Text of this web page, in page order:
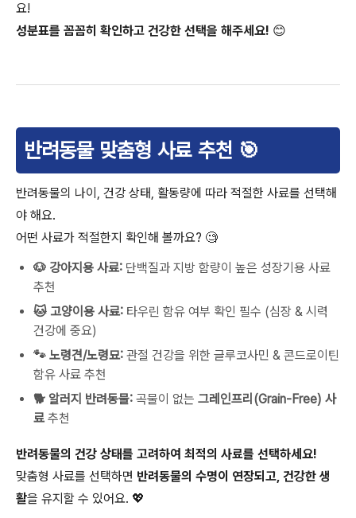
요!
성분표를 꼼꼼히 확인하고 건강한 선택을 해주세요! 😊
반려동물 맞춤형 사료 추천 🎯
반려동물의 나이, 건강 상태, 활동량에 따라 적절한 사료를 선택해
야 해요.
어떤 사료가 적절한지 확인해 볼까요? 🧐
🐶 강아지용 사료: 단백질과 지방 함량이 높은 성장기용 사료
추천
🐱 고양이용 사료: 타우린 함유 여부 확인 필수 (심장 & 시력
건강에 중요)
🐾 노령견/노령묘: 관절 건강을 위한 글루코사민 & 콘드로이틴
함유 사료 추천
🐕 알러지 반려동물: 곡물이 없는 그레인프리(Grain-Free) 사
료 추천
반려동물의 건강 상태를 고려하여 최적의 사료를 선택하세요!
맞춤형 사료를 선택하면 반려동물의 수명이 연장되고, 건강한 생
활을 유지할 수 있어요. 💖